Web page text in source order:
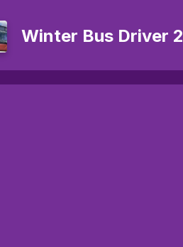
Winter Bus Driver 2